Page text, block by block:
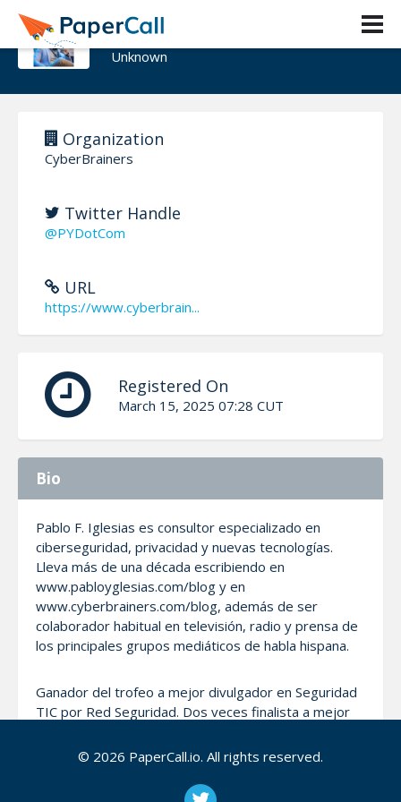
Pablo F. Iglesias
Unknown
Organization
CyberBrainers
Twitter Handle
@PYDotCom
URL
https://www.cyberbrain...
Registered On
March 15, 2025 07:28 CUT
Bio
Pablo F. Iglesias es consultor especializado en
ciberseguridad, privacidad y nuevas tecnologías.
Lleva más de una década escribiendo en
www.pabloyglesias.com/blog y en
www.cyberbrainers.com/blog, además de ser
colaborador habitual en televisión, radio y prensa de
los principales grupos mediáticos de habla hispana.
Ganador del trofeo a mejor divulgador en Seguridad
TIC por Red Seguridad. Dos veces finalista a mejor
la información por los premios Bitácoras y cuatro
veces en los premios ESET, representó al
emprendimiento joven español en la primera Misión
© 2026 PaperCall.io. All rights reserved.